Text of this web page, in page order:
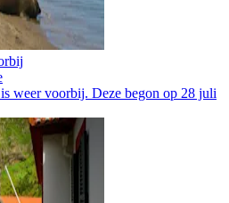
weer voorbij. Deze begon op 28 juli